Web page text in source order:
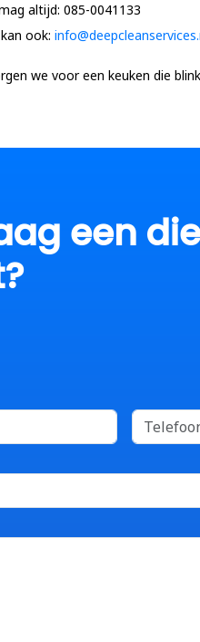
altijd: 085-0041133
ook:
we voor een keuken die
een